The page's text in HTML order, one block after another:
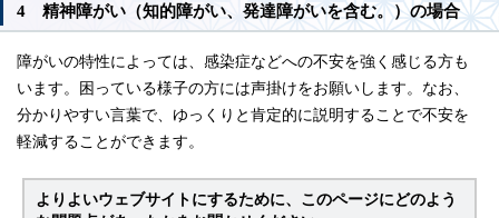
4 精神障がい（知的障がい、発達障がいを含む。）の場合
障がいの特性によっては、感染症などへの不安を強く感じる方も
います。困っている様子の方には声掛けをお願いします。なお、
分かりやすい言葉で、ゆっくりと肯定的に説明することで不安を
軽減することができます。
よりよいウェブサイトにするために、このページにどのよう